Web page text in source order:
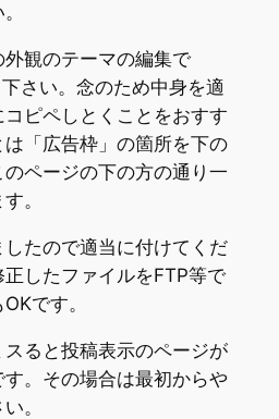
観のテーマの編集で
さい。念のため中身を適
ピペしとくことをおすす
「広告枠」の箇所を下の
ページの下の方の通り一
。
たので適当に付けてくだ
したファイルをFTP等で
です。
ると投稿表示のページが
。その場合は最初からや
。